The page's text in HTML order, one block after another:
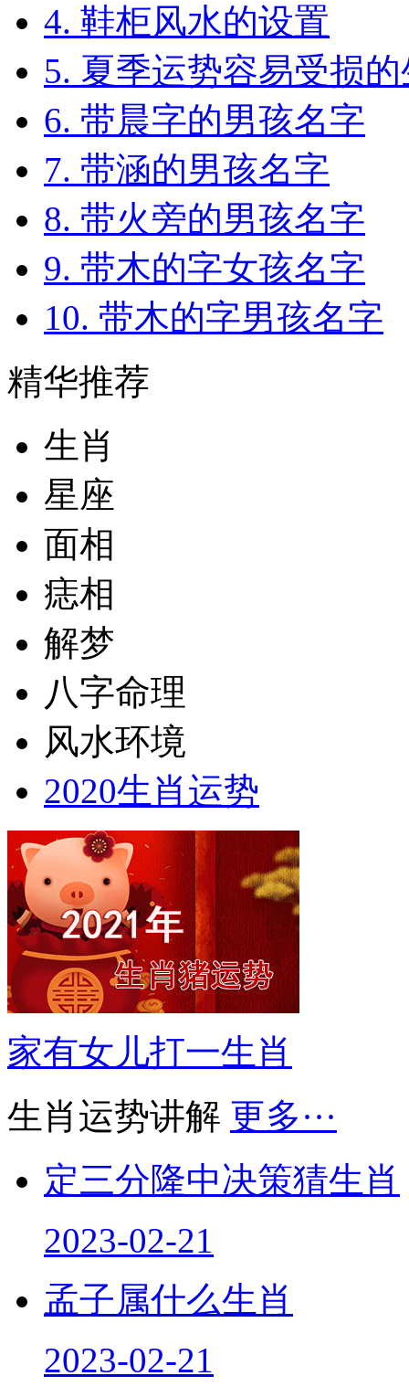
4. 鞋柜风水的设置
5. 夏季运势容易受损
6. 带晨字的男孩名字
7. 带涵的男孩名字
8. 带火旁的男孩名字
9. 带木的字女孩名字
10. 带木的字男孩名字
精华推荐
生肖
星座
面相
痣相
解梦
八字命理
风水环境
2020生肖运势
家有女儿打一生肖
生肖运势讲解 更多···
定三分隆中决策猜生肖
2023-02-21
孟子属什么生肖
2023-02-21